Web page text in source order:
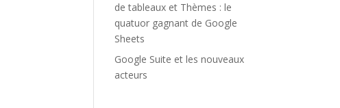
de tableaux et Thèmes : le
quatuor gagnant de Google
Sheets
Google Suite et les nouveaux
acteurs